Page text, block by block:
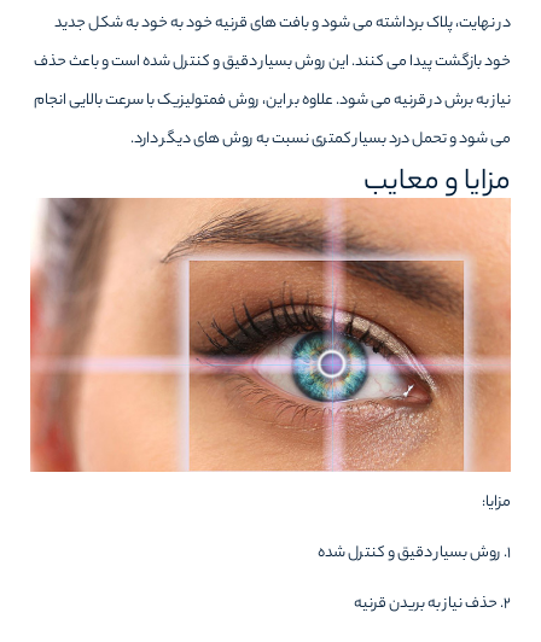
در نهایت، پلاک برداشته می شود و بافت های قرنیه خود به خود به شکل جدید
خود بازگشت پیدا می کنند. این روش بسیار دقیق و کنترل شده است و باعث حذف
نیاز به برش در قرنیه می شود. علاوه بر این، روش فمتولیزیک با سرعت بالایی انجام
می شود و تحمل درد بسیار کمتری نسبت به روش های دیگر دارد.
مزایا و معایب
مزایا:
۱. روش بسیار دقیق و کنترل شده
۲. حذف نیاز به بریدن قرنیه